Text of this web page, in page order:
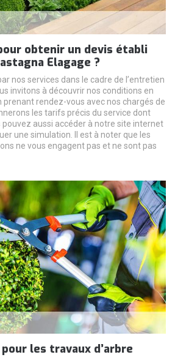
obtenir un devis établi
Elagage ?
nos services dans le cadre de l’entretien
invitons à découvrir nos conditions en
prenant rendez-vous avec nos chargés de
les tarifs précis du service dont
pouvez aussi accéder à notre site internet
une simulation. Il est à noter que les
ne vous engagent pas et ne sont pas
les travaux d’arbre